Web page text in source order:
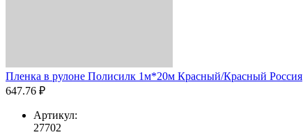
Пленка в рулоне Полисилк 1м*20м Красный/Красный Россия
647.76 ₽
Артикул:
27702